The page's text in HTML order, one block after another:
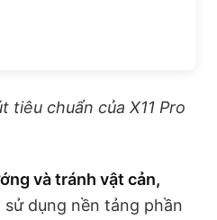
chuẩn của X11 Pro
và tránh vật cản,
dụng nền tảng phần